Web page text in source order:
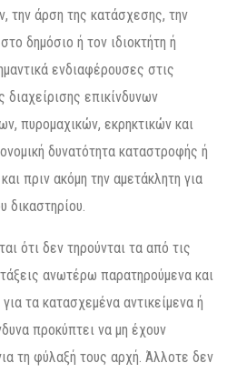
την άρση της κατάσχεσης, την
δημόσιο ή τον ιδιοκτήτη ή
ενδιαφέρουσες στις
επικίνδυνων
πυρομαχικών, εκρηκτικών και
δυνατότητα καταστροφής ή
πριν ακόμη την αμετάκλητη για
ότι δεν τηρούνται τα από τις
ανωτέρω παρατηρούμενα και
τα κατασχεμένα αντικείμενα ή
προκύπτει να μη έχουν
τη φύλαξή τους αρχή. Άλλοτε δεν